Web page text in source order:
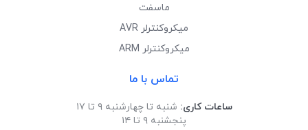
ماسفت
میکروکنترلر AVR
میکروکنترلر ARM
تماس با ما
ساعات کاری: شنبه تا چهارشنبه ۹ تا ۱۷
پنجشنبه ۹ تا ۱۴